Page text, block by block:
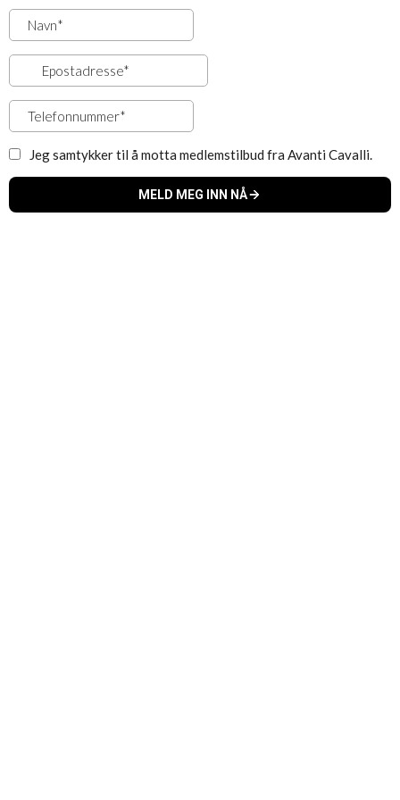
Jeg samtykker til å motta medlemstilbud fra Avanti Cavalli.
MELD MEG INN NÅ